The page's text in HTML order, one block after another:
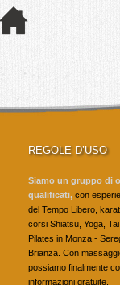
REGOLE D’USO
Siamo un gruppo di
qualificati, con
del Tempo Libero,
corsi Shiatsu, Yoga,
Pilates in Monza -
Brianza. Con
possiamo finalmente
informazioni gratuite.